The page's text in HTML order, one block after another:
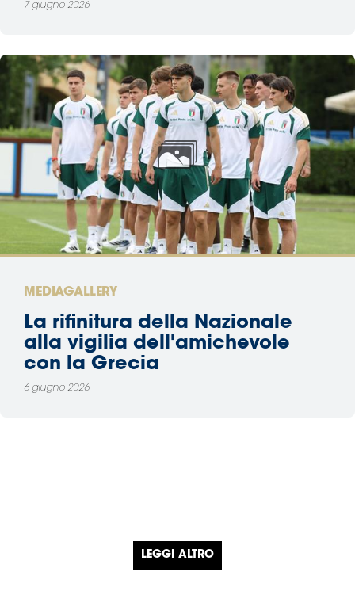
7 giugno 2026
MEDIAGALLERY
La rifinitura della Nazionale
alla vigilia dell'amichevole
con la Grecia
6 giugno 2026
LEGGI ALTRO